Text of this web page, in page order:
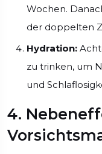
Wochen.
der doppelten
Hydration:
zu trinken, um
und
4.